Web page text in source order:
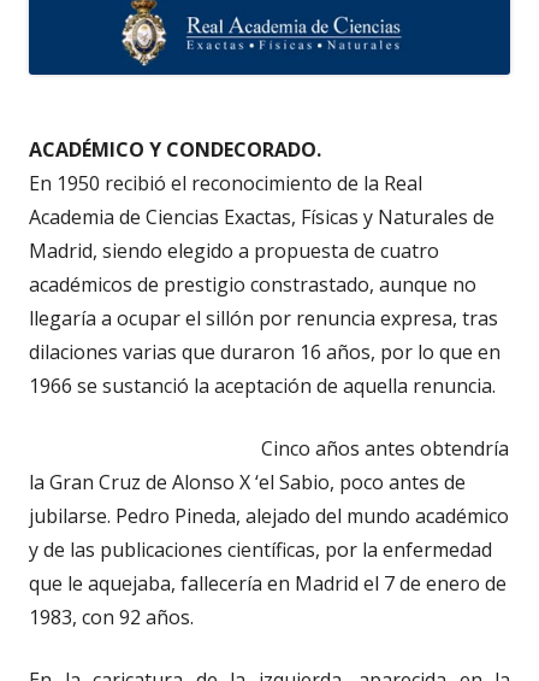
ACADÉMICO Y CONDECORADO.
En 1950 recibió el reconocimiento de la Real
Academia de Ciencias Exactas, Físicas y Naturales de
Madrid, siendo elegido a propuesta de cuatro
académicos de prestigio constrastado, aunque no
llegaría a ocupar el sillón por renuncia expresa, tras
dilaciones varias que duraron 16 años, por lo que en
1966 se sustanció la aceptación de aquella renuncia.
Cinco años antes obtendría
la Gran Cruz de Alonso X ‘el Sabio, poco antes de
jubilarse. Pedro Pineda, alejado del mundo académico
y de las publicaciones científicas, por la enfermedad
que le aquejaba, fallecería en Madrid el 7 de enero de
1983, con 92 años.